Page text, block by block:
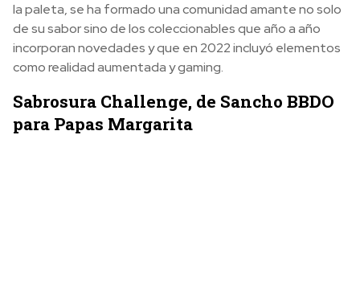
la paleta, se ha formado una comunidad amante no solo
de su sabor sino de los coleccionables que año a año
incorporan novedades y que en 2022 incluyó elementos
como realidad aumentada y gaming.
Sabrosura Challenge, de Sancho BBDO
para Papas Margarita